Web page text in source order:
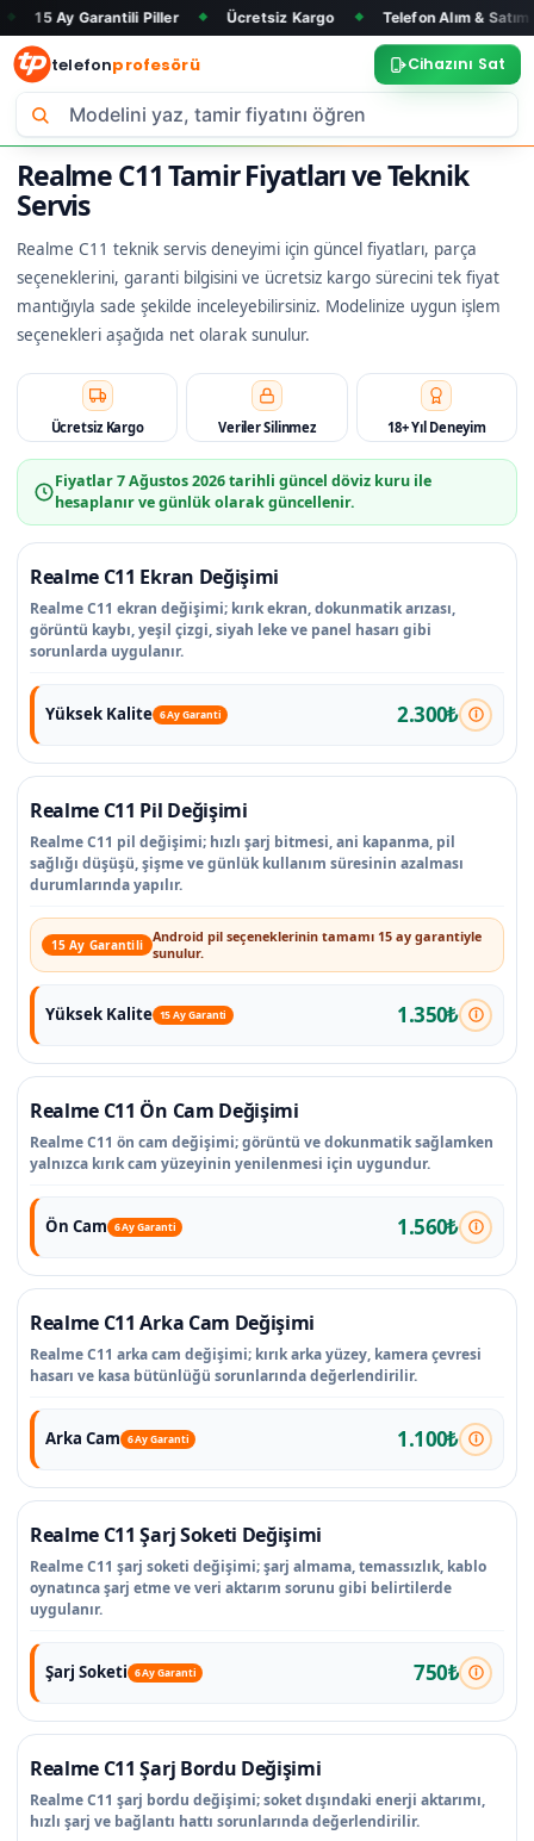
Piller ◆ Ücretsiz Kargo ◆ Telefon Alım & Satım ◆ Tüm
telefonprofesörü Cihazını Sat
Realme C11 Tamir Fiyatları ve Teknik
Servis
Realme C11 teknik servis deneyimi için güncel fiyatları, parça
seçeneklerini, garanti bilgisini ve ücretsiz kargo sürecini tek fiyat
mantığıyla sade şekilde inceleyebilirsiniz. Modelinize uygun işlem
seçenekleri aşağıda net olarak sunulur.
Ücretsiz Kargo Veriler Silinmez 18+ Yıl Deneyim
Fiyatlar7 Ağustos 2026tarihli güncel döviz kuru ile
hesaplanır ve günlük olarak güncellenir.
Realme C11 Ekran Değişimi
Realme C11 ekran değişimi; kırık ekran, dokunmatik arızası,
görüntü kaybı, yeşil çizgi, siyah leke ve panel hasarı gibi
sorunlarda uygulanır.
Yüksek Kalite 6 Ay Garanti 2.300₺
Realme C11 Pil Değişimi
Realme C11 pil değişimi; hızlı şarj bitmesi, ani kapanma, pil
sağlığı düşüşü, şişme ve günlük kullanım süresinin azalması
durumlarında yapılır.
15 Ay Garantili Android pil seçeneklerinin tamamı 15 ay garantiyle
sunulur.
Yüksek Kalite 15 Ay Garanti 1.350₺
Realme C11 Ön Cam Değişimi
Realme C11 ön cam değişimi; görüntü ve dokunmatik sağlamken
yalnızca kırık cam yüzeyinin yenilenmesi için uygundur.
Ön Cam 6 Ay Garanti 1.560₺
Realme C11 Arka Cam Değişimi
Realme C11 arka cam değişimi; kırık arka yüzey, kamera çevresi
hasarı ve kasa bütünlüğü sorunlarında değerlendirilir.
Arka Cam 6 Ay Garanti 1.100₺
Realme C11 Şarj Soketi Değişimi
Realme C11 şarj soketi değişimi; şarj almama, temassızlık, kablo
oynatınca şarj etme ve veri aktarım sorunu gibi belirtilerde
uygulanır.
Şarj Soketi 6 Ay Garanti 750₺
Realme C11 Şarj Bordu Değişimi
Realme C11 şarj bordu değişimi; soket dışındaki enerji aktarımı,
hızlı şarj ve bağlantı hattı sorunlarında değerlendirilir.